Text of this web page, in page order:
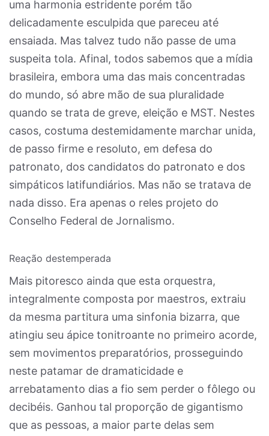
uma harmonia estridente porém tão
delicadamente esculpida que pareceu até
ensaiada. Mas talvez tudo não passe de uma
suspeita tola. Afinal, todos sabemos que a mídia
brasileira, embora uma das mais concentradas
do mundo, só abre mão de sua pluralidade
quando se trata de greve, eleição e MST. Nestes
casos, costuma destemidamente marchar unida,
de passo firme e resoluto, em defesa do
patronato, dos candidatos do patronato e dos
simpáticos latifundiários. Mas não se tratava de
nada disso. Era apenas o reles projeto do
Conselho Federal de Jornalismo.
Reação destemperada
Mais pitoresco ainda que esta orquestra,
integralmente composta por maestros, extraiu
da mesma partitura uma sinfonia bizarra, que
atingiu seu ápice tonitroante no primeiro acorde,
sem movimentos preparatórios, prosseguindo
neste patamar de dramaticidade e
arrebatamento dias a fio sem perder o fôlego ou
decibéis. Ganhou tal proporção de gigantismo
que as pessoas, a maior parte delas sem